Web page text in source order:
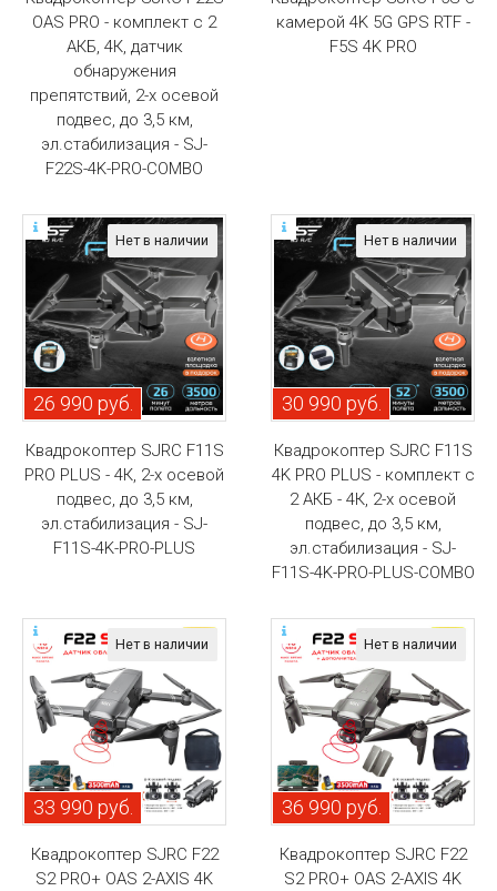
OAS PRO - комплект с 2
АКБ, 4К, датчик
обнаружения
препятствий, 2-х осевой
подвес, до 3,5 км,
эл.стабилизация - SJ-
F22S-4K-PRO-COMBO
камерой 4K 5G GPS RTF -
F5S 4K PRO
Нет в наличии
26 990 руб.
Квадрокоптер SJRC F11S
PRO PLUS - 4К, 2-х осевой
подвес, до 3,5 км,
эл.стабилизация - SJ-
F11S-4K-PRO-PLUS
Нет в наличии
30 990 руб.
Квадрокоптер SJRC F11S
4K PRO PLUS - комплект с
2 АКБ - 4К, 2-х осевой
подвес, до 3,5 км,
эл.стабилизация - SJ-
F11S-4K-PRO-PLUS-COMBO
Нет в наличии
33 990 руб.
Квадрокоптер SJRC F22
S2 PRO+ OAS 2-AXIS 4K
Нет в наличии
36 990 руб.
Квадрокоптер SJRC F22
S2 PRO+ OAS 2-AXIS 4K